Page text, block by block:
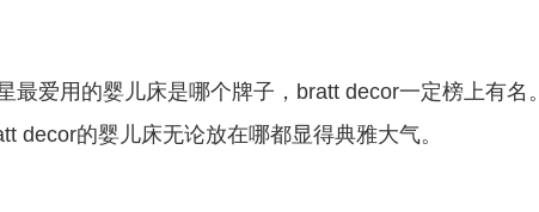
爱用的婴儿床是哪个牌子，bratt decor一定榜上有名。
的婴儿床无论放在哪都显得典雅大气。